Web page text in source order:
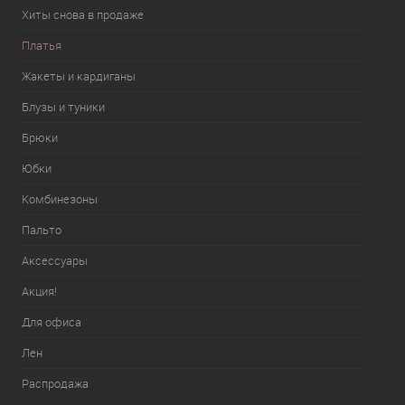
Хиты снова в продаже
Платья
Жакеты и кардиганы
Блузы и туники
Брюки
Юбки
Комбинезоны
Пальто
Аксессуары
Акция!
Для офиса
Лен
Распродажа